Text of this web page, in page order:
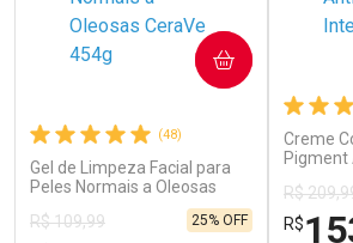
Ativar Desconto
Por R$ 15,90/cada
Por R$ 15,90/cada
(48)
Gel de Limpeza Facial para
Peles Normais a Oleosas
R$ 109,99
25% OFF
COMPRAR
Creme
Pigment
R$
R$